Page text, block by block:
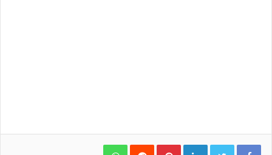
LinkedIn
Pinterest
WhatsApp